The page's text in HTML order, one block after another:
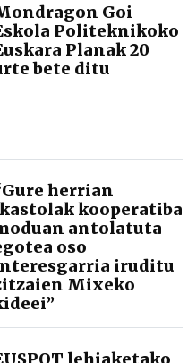
Goi
Politeknikoko
Planak 20
bete ditu
herrian
kooperatiba
antolatuta
oso
iruditu
Mixeko